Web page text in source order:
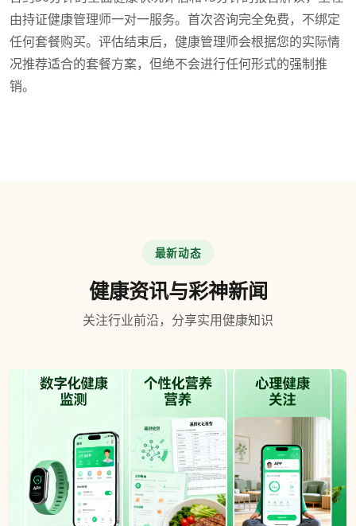
由持证健康管理师一对一服务。首次咨询完全免费，不绑定
任何套餐购买。评估结束后，健康管理师会根据您的实际情
况推荐适合的套餐方案，但绝不会进行任何形式的强制推
销。
最新动态
健康资讯与彩神新闻
关注行业前沿，分享实用健康知识